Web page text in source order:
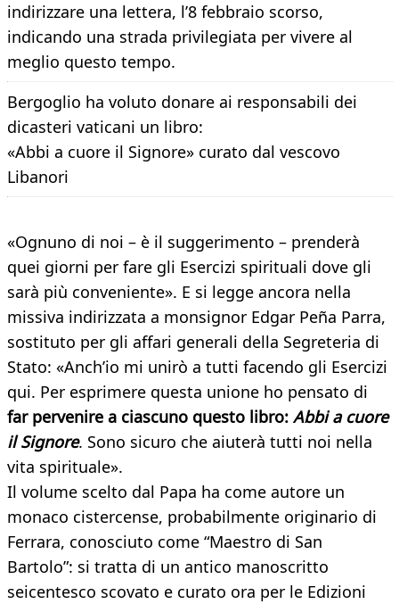
indirizzare una lettera, l’8 febbraio scorso,
indicando una strada privilegiata per vivere al
meglio questo tempo.
Bergoglio ha voluto donare ai responsabili dei
dicasteri vaticani un libro:
«Abbi a cuore il Signore» curato dal vescovo
Libanori
«Ognuno di noi – è il suggerimento – prenderà
quei giorni per fare gli Esercizi spirituali dove gli
sarà più conveniente». E si legge ancora nella
missiva indirizzata a monsignor Edgar Peña Parra,
sostituto per gli affari generali della Segreteria di
Stato: «Anch’io mi unirò a tutti facendo gli Esercizi
qui. Per esprimere questa unione ho pensato di
far pervenire a ciascuno questo libro: Abbi a cuore
il Signore. Sono sicuro che aiuterà tutti noi nella
vita spirituale».
Il volume scelto dal Papa ha come autore un
monaco cistercense, probabilmente originario di
Ferrara, conosciuto come “Maestro di San
Bartolo”: si tratta di un antico manoscritto
seicentesco scovato e curato ora per le Edizioni